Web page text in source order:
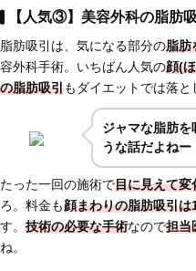
【人気③】美容外科の脂肪
脂肪吸引は、気になる部分の脂肪
容外科手術。いちばん人気の顔(
の脂肪吸引もダイエットでは落と
ジャマな脂肪を
うな話だよねー
たった一回の施術で目に見えて変
ろ。料金も顔まわりの脂肪吸引
す。 技術の必要な手術なので担当
ね。